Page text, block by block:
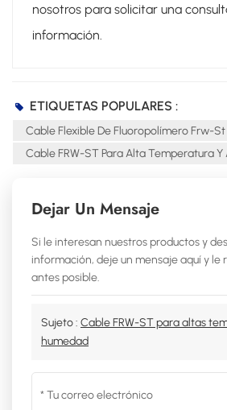
nosotros para solicitar una
información.
ETIQUETAS POPULARES :
Cable Flexible De Fluoropolímero Frw-St
Cable FRW-ST Para Alta Temperatura
Dejar Un Mensaje
Si le interesan nuestros productos y
información, deje un mensaje aquí y le
antes posible.
Sujeto : Cable FRW-ST para altas
humedad